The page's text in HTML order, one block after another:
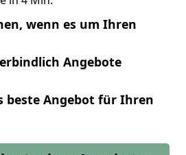
wenn es um Ihren
Angebote
beste Angebot für Ihren